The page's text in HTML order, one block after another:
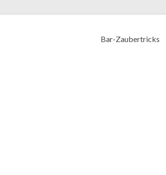
Bar-Zaubertricks